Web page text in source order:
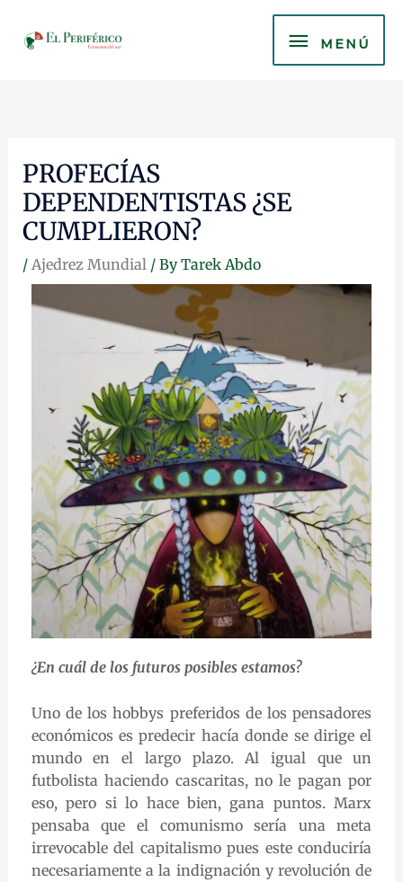
content
MENÚ
MENÚ
PROFECÍAS
DEPENDENTISTAS ¿SE
CUMPLIERON?
/ Ajedrez Mundial/ ByTarek Abdo
¿En cuál de los futuros posibles estamos?
Uno de los hobbys preferidos de los pensadores
económicos es predecir hacía donde se dirige el
mundo en el largo plazo. Al igual que un
futbolista haciendo cascaritas, no le pagan por
eso, pero si lo hace bien, gana puntos. Marx
pensaba que el comunismo sería una meta
irrevocable del capitalismo pues este conduciría
necesariamente a la indignación y revolución de